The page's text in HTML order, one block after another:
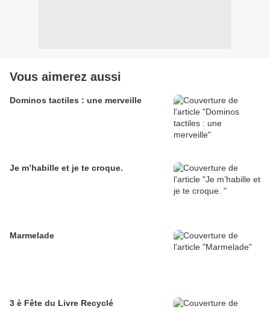
Vous aimerez aussi
Dominos tactiles : une merveille
Je m’habille et je te croque.
Marmelade
3 è Fête du Livre Recyclé